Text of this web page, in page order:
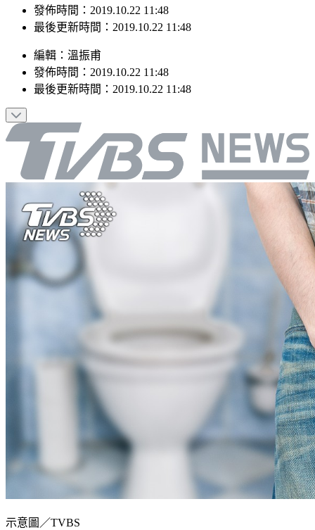
編輯：溫振甫
發佈時間：2019.10.22 11:48
編輯：溫振甫
發佈時間：2019.10.22 11:48